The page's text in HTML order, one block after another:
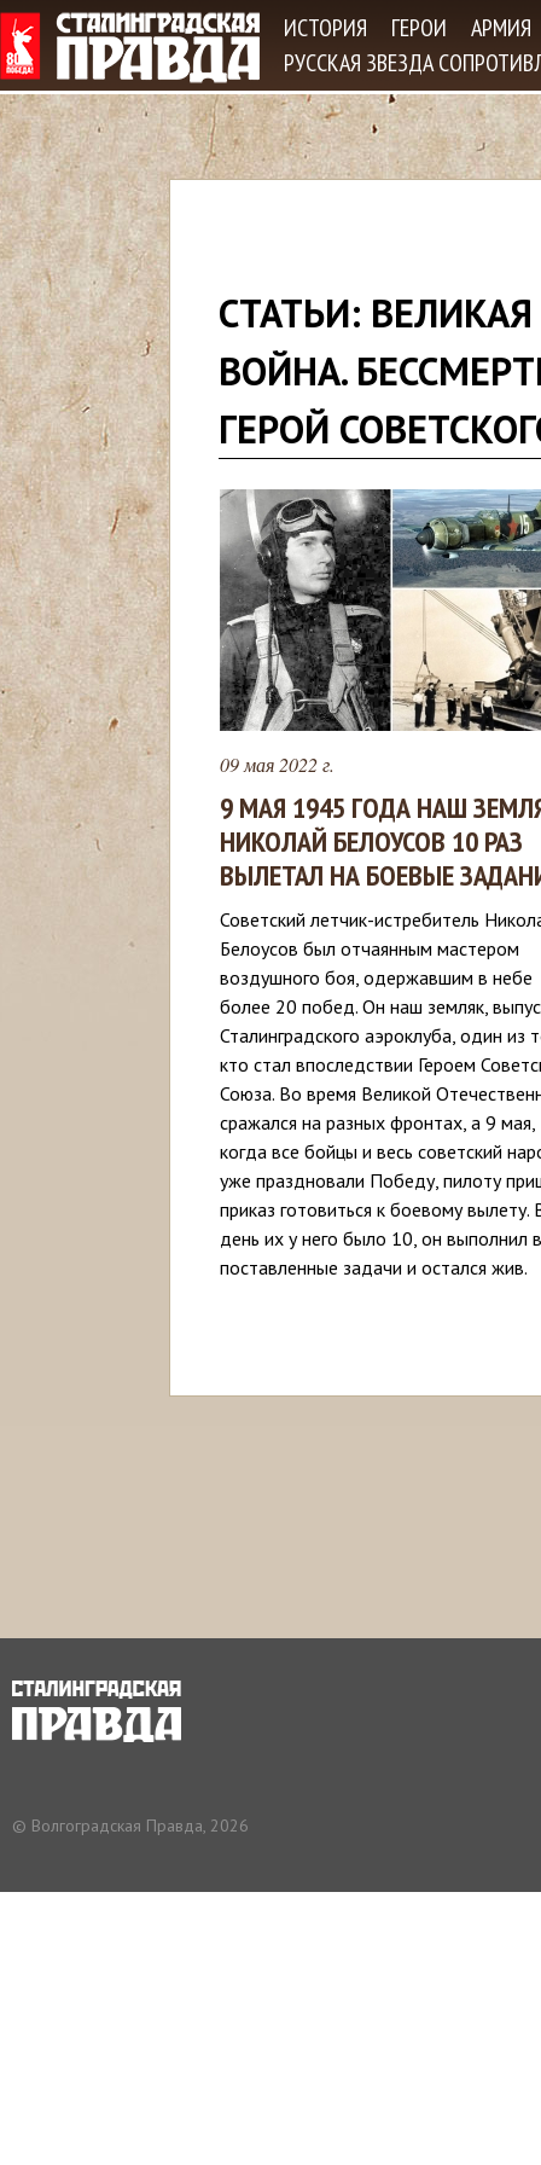
ИСТОРИЯ ГЕРОИ
АРМИЯ
РУССКАЯ ЗВЕЗДА
д
е
с
ь
СТАТЬИ:
ВОЙНА.
ГЕРОЙ
09 мая 2022 г.
9 МАЯ 1945 ГОДА НАШ
НИКОЛАЙ БЕЛОУСОВ 10 РАЗ
ВЫЛЕТАЛ НА БОЕВЫЕ
Советский летчик-истребитель
Белоусов был отчаянным мастером
воздушного боя, одержавшим в небе
более 20 побед. Он наш земляк,
Сталинградского аэроклуба, один из
кто стал впоследствии Героем
Союза. Во время Великой
сражался на разных фронтах, а 9 мая,
когда все бойцы и весь советский
уже праздновали Победу, пилоту
приказ готовиться к боевому вылету.
день их у него было 10, он выполнил
поставленные задачи и остался жив.
© Волгоградская Правда, 2026